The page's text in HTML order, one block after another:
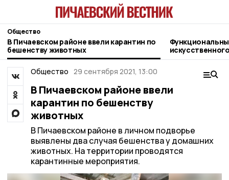
Общество
В Пичаевском районе ввели карантин по
бешенству животных
жительница
Общество 29 сентября 2021, 13:00
В Пичаевском районе ввели
карантин по бешенству
животных
В Пичаевском районе в личном подворье
выявлены два случая бешенства у домашних
животных. На территории проводятся
карантинные мероприятия.